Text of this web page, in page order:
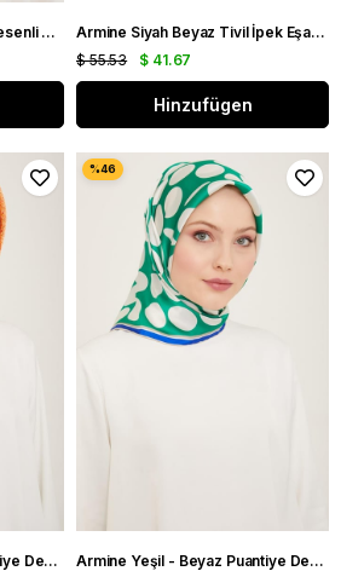
Armine Siyah Geometrik Desenli Tivil İpek Eşarp IST 8940 - 34
Armine Siyah Beyaz Tivil İpek Eşarp 8924 - 01
$ 41.67
$ 55.53
Hinzufügen
Armine Açık Turuncu Puantiye Desen Tivil İpek Eşarp 9113 - 51
Armine Yeşil - Beyaz Puantiye Desen Sura İpek Eşarp 9156 - 86